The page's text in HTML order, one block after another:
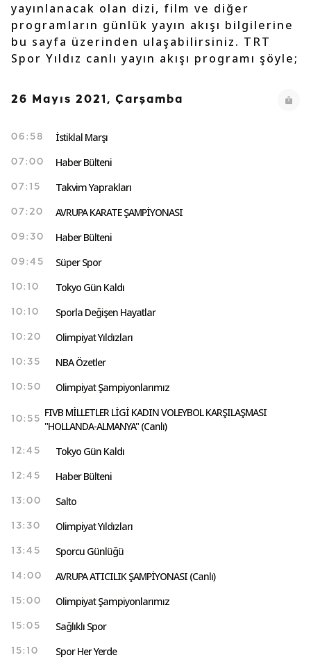
yayınlanacak olan dizi, film ve diğer
programların günlük yayın akışı bilgilerine
bu sayfa üzerinden ulaşabilirsiniz. TRT
Spor Yıldız canlı yayın akışı programı şöyle;
26 Mayıs 2021, Çarşamba
06:58 İstiklal Marşı
07:00 Haber Bülteni
07:15 Takvim Yaprakları
07:20 AVRUPA KARATE ŞAMPİYONASI
09:30 Haber Bülteni
09:45 Süper Spor
10:10 Tokyo Gün Kaldı
10:10 Sporla Değişen Hayatlar
10:20 Olimpiyat Yıldızları
10:35 NBA Özetler
10:50 Olimpiyat Şampiyonlarımız
10:55
FIVB MİLLETLER LİGİ KADIN VOLEYBOL KARŞILAŞMASI
"HOLLANDA-ALMANYA" (Canlı)
12:45 Tokyo Gün Kaldı
12:45 Haber Bülteni
13:00 Salto
13:30 Olimpiyat Yıldızları
13:45 Sporcu Günlüğü
14:00 AVRUPA ATICILIK ŞAMPİYONASI (Canlı)
15:00 Olimpiyat Şampiyonlarımız
15:05 Sağlıklı Spor
15:10 Spor Her Yerde